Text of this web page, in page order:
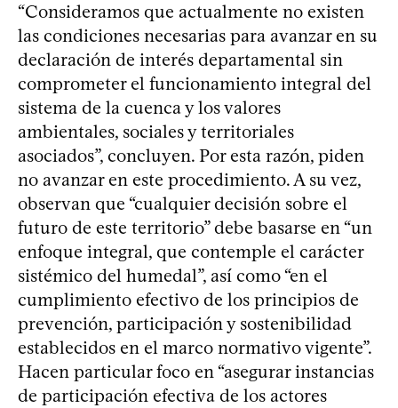
“Consideramos que actualmente no existen
las condiciones necesarias para avanzar en su
declaración de interés departamental sin
comprometer el funcionamiento integral del
sistema de la cuenca y los valores
ambientales, sociales y territoriales
asociados”, concluyen. Por esta razón, piden
no avanzar en este procedimiento. A su vez,
observan que “cualquier decisión sobre el
futuro de este territorio” debe basarse en “un
enfoque integral, que contemple el carácter
sistémico del humedal”, así como “en el
cumplimiento efectivo de los principios de
prevención, participación y sostenibilidad
establecidos en el marco normativo vigente”.
Hacen particular foco en “asegurar instancias
de participación efectiva de los actores